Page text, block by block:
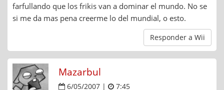
farfullando que los frikis van a dominar el mundo. No se
si me da mas pena creerme lo del mundial, o esto.
Responder a Wii
Mazarbul
6/05/2007 | 7:45